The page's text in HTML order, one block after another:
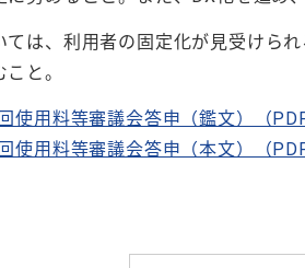
ては、利用者の固定化が見受けら
と。
使用料等審議会答申（鑑文）（
使用料等審議会答申（本文）（